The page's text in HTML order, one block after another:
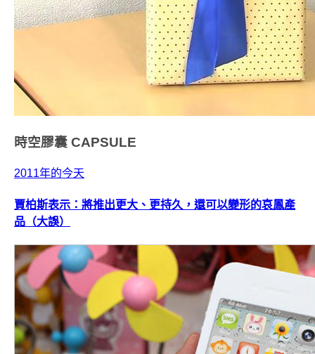
時空膠囊 CAPSULE
2011年的今天
賈柏斯表示：將推出更大、更持久，還可以變形的哀鳳產
品（大誤）